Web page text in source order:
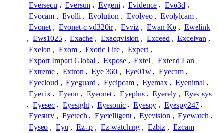
Eversecu , Eversun , Evgeni , Evidence , Evo3d ,
Evocam , Evolli , Evolution , Evolveo , Evolylcam ,
Evonet , Evonet-c-vd320ir , Evviz , Ewan Ko , Ewelink
, Ews1025 , Exache , Exacqvision , Exceed , Excelvan ,
Exelon , Exom , Exotic Life , Expert ,
Export Import Global , Expose , Extel , Extend Lan ,
Extreme , Extron , Eye 360 , Eye01w , Eyecam ,
Eyecloud , Eyeguard , Eyeipcam , Eyemax , Eyenimal ,
Eyenix , Eyeon , Eyeonet , Eyeplus , Eyerely , Eyes-sys
, Eyesec , Eyesight , Eyesonic , Eyespy , Eyespy247 ,
Eyesurv , Eyetech , Eyetelligent , Eyevision , Eyewatch ,
Eyseo , Eyu , Ez-ip , Ez-watching , Ezbiz , Ezcam ,